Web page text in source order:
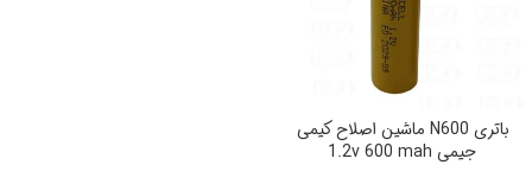
باتری N600 ماشین اصلاح کیمی
جیمی 1.2v 600 mah